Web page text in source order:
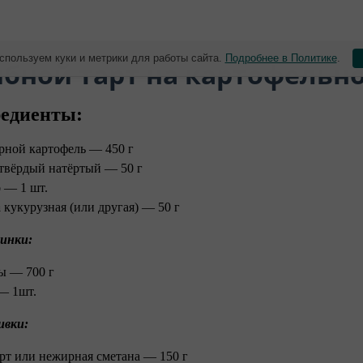
тарт на
картофель — 450 г
натёртый — 50 г
— 1 шт.
(или другая) — 50 г
— 700 г
1шт.
или нежирная сметана — 150 г
куки и метрики для работы сайта. Подробнее в Политике.